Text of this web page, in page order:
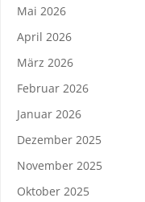
Mai 2026
April 2026
März 2026
Februar 2026
Januar 2026
Dezember 2025
November 2025
Oktober 2025